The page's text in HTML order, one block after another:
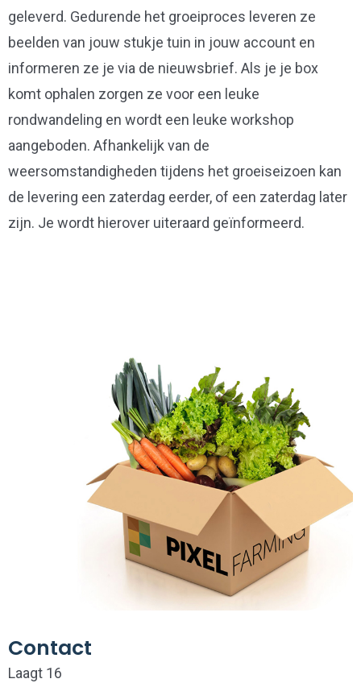
geleverd. Gedurende het groeiproces leveren ze
beelden van jouw stukje tuin in jouw account en
informeren ze je via de nieuwsbrief. Als je je box
komt ophalen zorgen ze voor een leuke
rondwandeling en wordt een leuke workshop
aangeboden. Afhankelijk van de
weersomstandigheden tijdens het groeiseizoen kan
de levering een zaterdag eerder, of een zaterdag later
zijn. Je wordt hierover uiteraard geïnformeerd.
Contact
Laagt 16